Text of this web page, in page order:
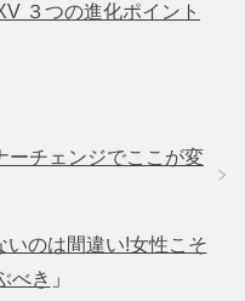
３つの進化ポイント
ーチェンジでここが変
いのは間違い!女性こそ
べき 」